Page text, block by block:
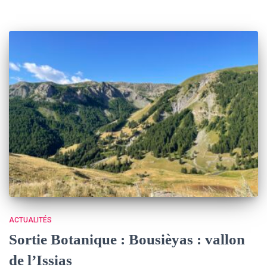
ACTUALITÉS
Sortie Botanique : Bousièyas : vallon
de l’Issias